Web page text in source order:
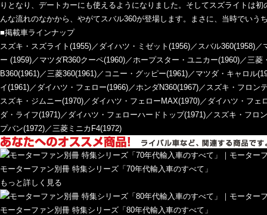
りとなり、デートカーにも使えるようになりました。そしてスズライトは
んな流れのなかから、やがてスバル360が登場します。まさに、当時でいう
■掲載車ラインナップ
スズキ・スズライト(1955)／ダイハツ・ミゼット(1956)／スバル360(1958)
ー (1959)／マツダR360クーペ(1960)／ホープスター・ユニカー(1960)／三
B360(1961)／三菱360(1961)／コニー・グッピー(1961)／マツダ・キャロル
イ(1961)／ダイハツ・フェロー(1966)／ホンダN360(1967)／スズキ・フロ
スズキ・ジムニー(1970)／ダイハツ・フェローMAX(1970)／ダイハツ・フ
ダ・ライフ(1971)／ダイハツ・フェローハードトップ(1971)／スズキ・フ
プバン(1972)／三菱ミニカF4(1972)
モーターファン別冊 特集シリーズ「70年代輸入車のすべて」
もっと詳しく見る
モーターファン別冊 特集シリーズ「80年代輸入車のすべて」